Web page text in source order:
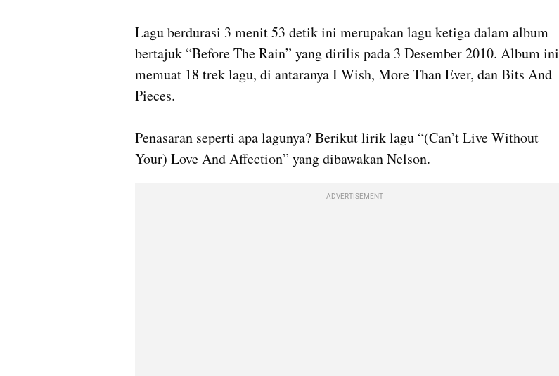
Lagu berdurasi 3 menit 53 detik ini merupakan lagu ketiga dalam album
bertajuk “Before The Rain” yang dirilis pada 3 Desember 2010. Album ini
memuat 18 trek lagu, di antaranya I Wish, More Than Ever, dan Bits And
Pieces.
Penasaran seperti apa lagunya? Berikut lirik lagu “(Can’t Live Without
Your) Love And Affection” yang dibawakan Nelson.
ADVERTISEMENT